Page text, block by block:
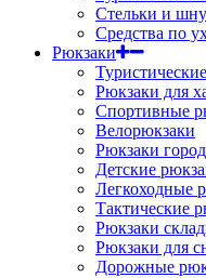
Стельки и
Средства по
Рюкзаки
Рюкзаки для
Спортивные
Велорюкзаки
Рюкзаки
Детские
Легкоходные
Тактические
Рюкзаки
Рюкзаки для
Дорожные